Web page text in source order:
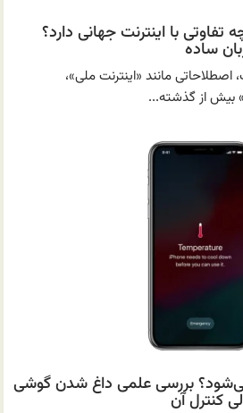
با اینترنت جهانی دارد؟
ساده
اصطلاحاتی مانند «اینترنت ملی»،
بیش از گذشته...
بررسی علمی داغ شدن گوشی
کنترل آن